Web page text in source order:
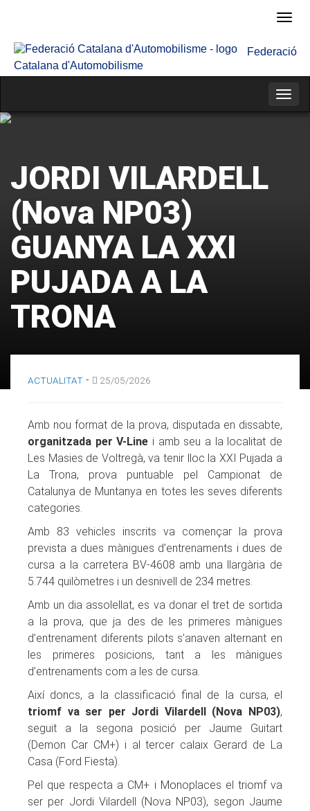
Federació
Catalana d'Automobilisme
JORDI VILARDELL
(Nova NP03)
GUANYA LA XXI
PUJADA A LA
TRONA
ACTUALITAT - 25/05/2026
Amb nou format de la prova, disputada en dissabte,
organitzada per V-Line i amb seu a la localitat de
Les Masies de Voltregà, va tenir lloc la XXI Pujada a
La Trona, prova puntuable pel Campionat de
Catalunya de Muntanya en totes les seves diferents
categories.
Amb 83 vehicles inscrits va començar la prova
prevista a dues mànigues d’entrenaments i dues de
cursa a la carretera BV-4608 amb una llargària de
5.744 quilòmetres i un desnivell de 234 metres.
Amb un dia assolellat, es va donar el tret de sortida
a la prova, que ja des de les primeres mànigues
d’entrenament diferents pilots s’anaven alternant en
les primeres posicions, tant a les mànigues
d’entrenaments com a les de cursa.
Així doncs, a la classificació final de la cursa, el
triomf va ser per Jordi Vilardell (Nova NP03),
seguit a la segona posició per Jaume Guitart
(Demon Car CM+) i al tercer calaix Gerard de La
Casa (Ford Fiesta).
Pel que respecta a CM+ i Monoplaces el triomf va
ser per Jordi Vilardell (Nova NP03), segon Jaume